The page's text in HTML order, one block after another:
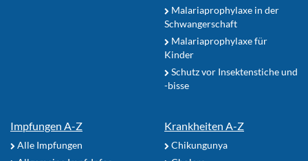
Malariaprophylaxe in der
Schwangerschaft
Malariaprophylaxe für
Kinder
Schutz vor Insektenstiche und
-bisse
Impfungen A-Z
Alle Impfungen
Krankheiten A-Z
Chikungunya